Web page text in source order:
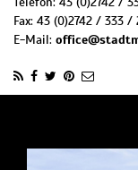
Fax: 43 (0)2742 / 333 /
E-Mail: